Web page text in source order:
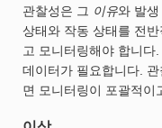
관찰성은 그 이유와 발생
상태와 작동 상태를 전
고 모니터링해야 합니다
데이터가 필요합니다.
면 모니터링이 포괄적이